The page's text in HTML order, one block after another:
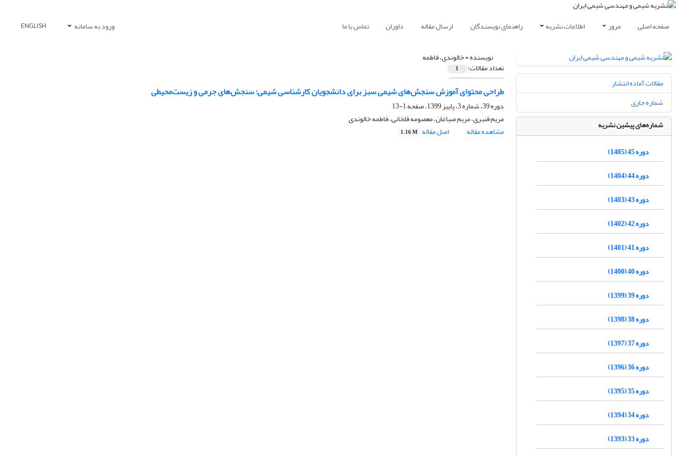
صفحه اصلی مرور اطلاعات نشریه راهنمای نویسندگان ارسال مقاله داوران تماس با ما ورود به سامانه ENGLISH
نویسنده =خالوندی، فاطمه
تعداد مقالات: 1
طراحی محتوای آموزش سنجش‌های شیمی سبز برای دانشجویان کارشناسی شیمی: سنجش‌های جرمی و زیست‌محیطی
دوره 39، شماره 3، پاییز 1399، صفحه
1-13
مریم قنبری، مریم صباغان، معصومه قلخانی، فاطمه خالوندی
مشاهده مقاله
اصل مقاله 1.16 M
مقالات آماده انتشار
شماره جاری
شماره‌های پیشین نشریه
دوره 45 (1405)
دوره 44 (1404)
دوره 43 (1403)
دوره 42 (1402)
دوره 41 (1401)
دوره 40 (1400)
دوره 39 (1399)
دوره 38 (1398)
دوره 37 (1397)
دوره 36 (1396)
دوره 35 (1395)
دوره 34 (1394)
دوره 33 (1393)